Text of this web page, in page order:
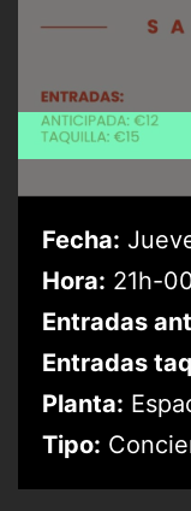
Fecha:
Hora: 21h-
Entradas
Entradas
Planta:
Tipo: